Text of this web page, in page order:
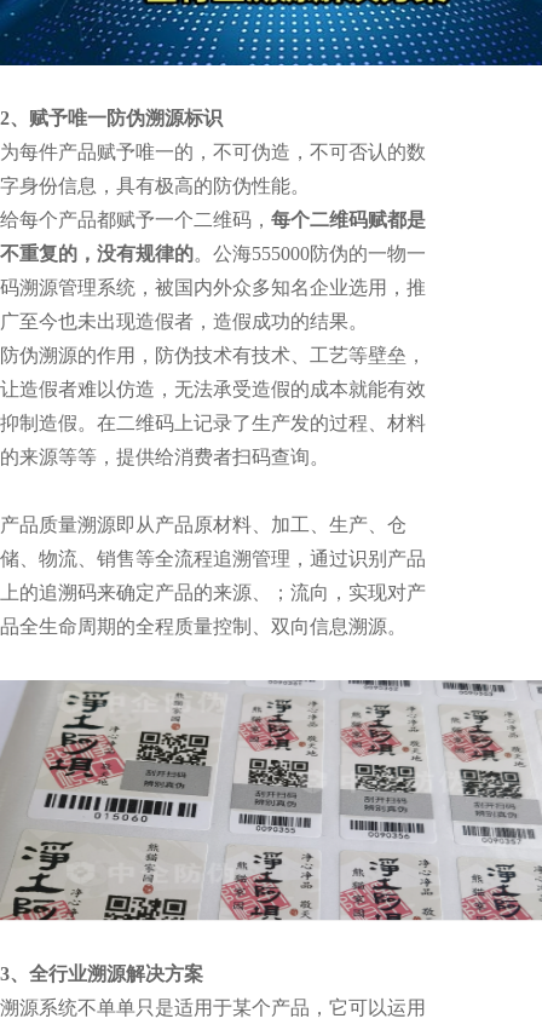
2、赋予唯一防伪溯源标识
为每件产品赋予唯一的，不可伪造，不可否认的数
字身份信息，具有极高的防伪性能。
给每个产品都赋予一个二维码， 每个二维码赋都是
不重复的，没有规律的。公海555000防伪的一物一
码溯源管理系统，被国内外众多知名企业选用，推
广至今也未出现造假者，造假成功的结果。
防伪溯源的作用，防伪技术有技术、工艺等壁垒，
让造假者难以仿造，无法承受造假的成本就能有效
抑制造假。在二维码上记录了生产发的过程、材料
的来源等等，提供给消费者扫码查询。
产品质量溯源即从产品原材料、加工、生产、仓
储、物流、销售等全流程追溯管理，通过识别产品
上的追溯码来确定产品的来源、；流向，实现对产
品全生命周期的全程质量控制、双向信息溯源。
3、全行业溯源解决方案
溯源系统不单单只是适用于某个产品，它可以运用